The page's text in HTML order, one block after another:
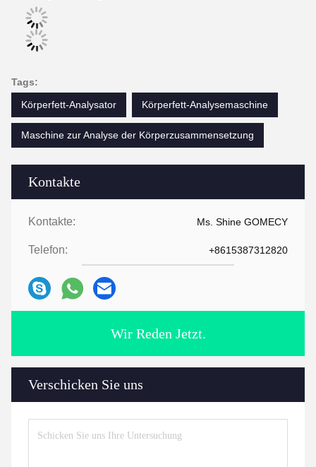
Kontakte
Kontakte: Ms. Shine GOMECY
Telefon: +8615387312820
Wir Reden Jetzt.
Verschicken Sie uns
Tags:
Körperfett-Analysator
Körperfett-Analysemaschine
Maschine zur Analyse der Körperzusammensetzung